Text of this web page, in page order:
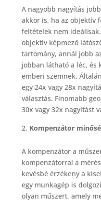
A nagyobb nagyítás
akkor is, ha az objektív
feltételek nem
objektív képmező
tartomány, annál jobb
jobban látható a léc, és
emberi szemnek.
egy 24x vagy 28x
választás. Finomabb
30x vagy 32x nagyítást
Kompenzátor
A kompenzátor a
kompenzátorral a
kevésbé érzékeny a
egy munkagép is
olyan műszert, amely